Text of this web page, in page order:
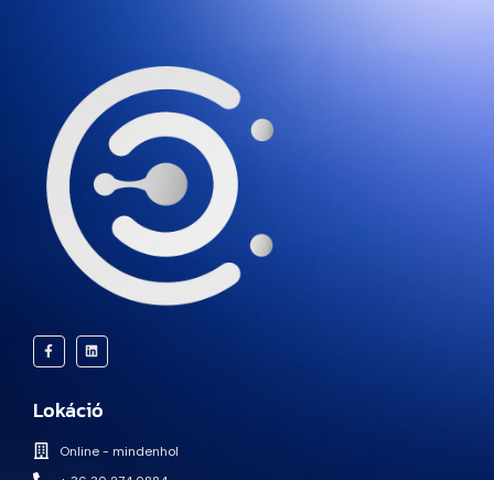
Lokáció
Online - mindenhol